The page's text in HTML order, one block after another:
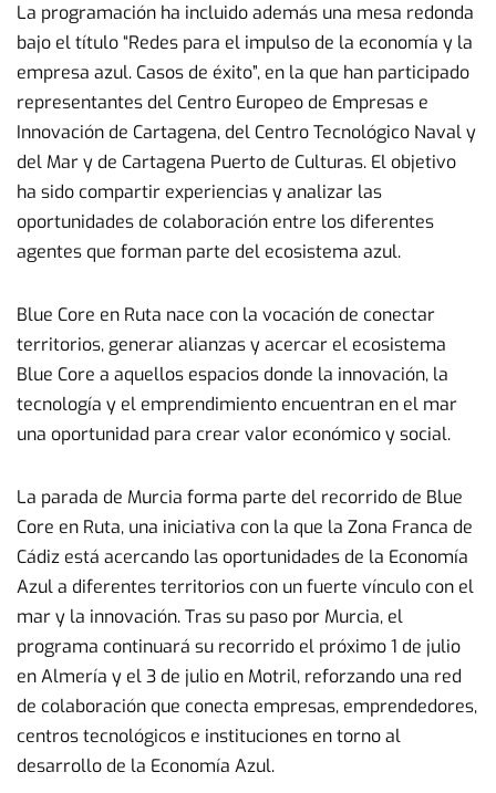
La programación ha incluido además una mesa redonda
bajo el título “Redes para el impulso de la economía y la
empresa azul. Casos de éxito”, en la que han participado
representantes del Centro Europeo de Empresas e
Innovación de Cartagena, del Centro Tecnológico Naval y
del Mar y de Cartagena Puerto de Culturas. El objetivo
ha sido compartir experiencias y analizar las
oportunidades de colaboración entre los diferentes
agentes que forman parte del ecosistema azul.
Blue Core en Ruta nace con la vocación de conectar
territorios, generar alianzas y acercar el ecosistema
Blue Core a aquellos espacios donde la innovación, la
tecnología y el emprendimiento encuentran en el mar
una oportunidad para crear valor económico y social.
La parada de Murcia forma parte del recorrido de Blue
Core en Ruta, una iniciativa con la que la Zona Franca de
Cádiz está acercando las oportunidades de la Economía
Azul a diferentes territorios con un fuerte vínculo con el
mar y la innovación. Tras su paso por Murcia, el
programa continuará su recorrido el próximo 1 de julio
en Almería y el 3 de julio en Motril, reforzando una red
de colaboración que conecta empresas, emprendedores,
centros tecnológicos e instituciones en torno al
desarrollo de la Economía Azul.